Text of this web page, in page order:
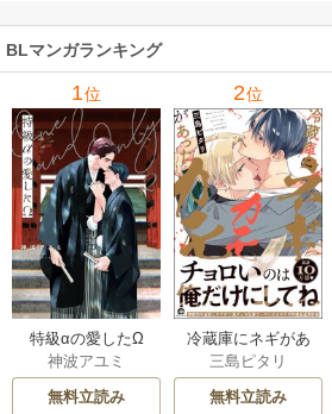
BLマンガランキング
1位
特級αの愛したΩ
神波アユミ
無料立読み
2位
冷蔵庫にネギがあ
ったカモ
三島ピタリ
無料立読み